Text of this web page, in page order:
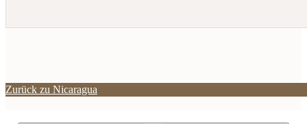
Zurück zu Nicaragua